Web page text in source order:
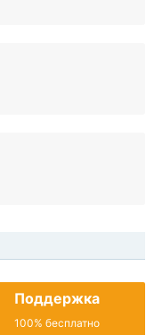
Поддержка
100% бесплатно